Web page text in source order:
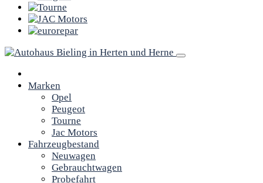
Marken
Opel
Peugeot
Tourne
Jac Motors
Fahrzeugbestand
Neuwagen
Gebrauchtwagen
Probefahrt